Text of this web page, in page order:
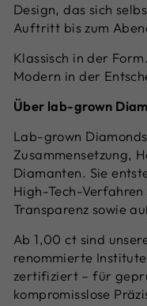
Design, das sich
Auftritt bis zum
Klassisch in der Form.
Modern in der
Über lab-grown
Lab-grown
Zusammensetzung,
Diamanten. Sie
High-Tech-
Transparenz sowie
Ab 1,00 ct sind
renommierte
zertifiziert – für
kompromisslose